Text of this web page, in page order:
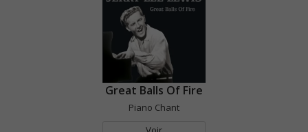
Great Balls Of Fire
Piano Chant